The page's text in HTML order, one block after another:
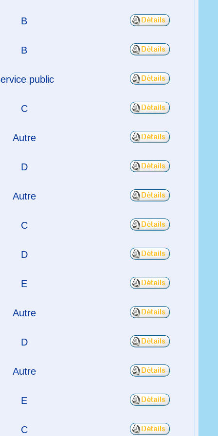
B
B
public
C
Autre
D
Autre
C
D
E
Autre
D
Autre
E
C